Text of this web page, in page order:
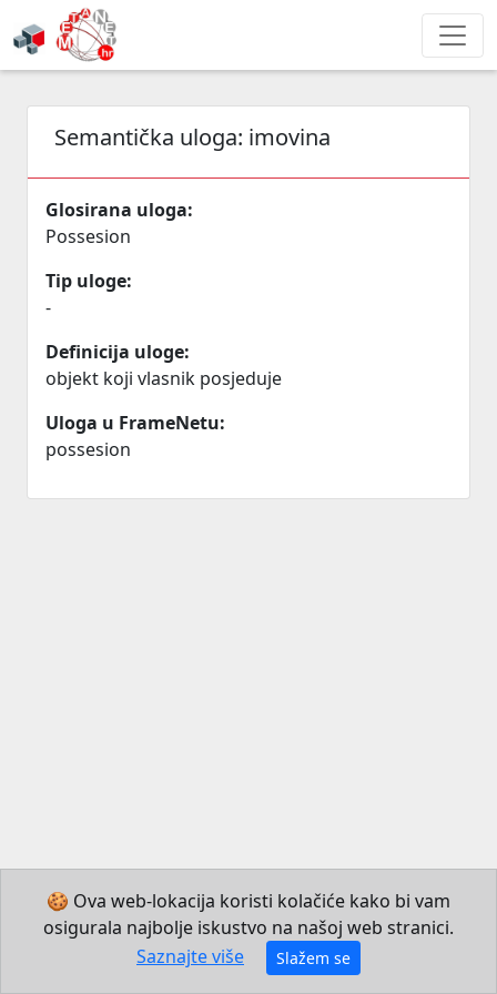
Semantička uloga: imovina
Glosirana uloga:
Possesion
Tip uloge:
-
Definicija uloge:
objekt koji vlasnik posjeduje
Uloga u FrameNetu:
possesion
🍪 Ova web-lokacija koristi kolačiće kako bi vam
osigurala najbolje iskustvo na našoj web stranici.
Saznajte više
Slažem se
© 2026 Institut za hrvatski jezik i jezikoslovlje
Izradio JB Mechatronics